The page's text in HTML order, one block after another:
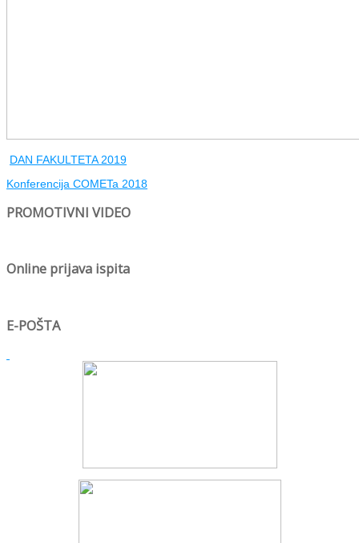
DAN FAKULTETA 2019
Konferencija COMETa 2018
PROMOTIVNI VIDEO
Online prijava ispita
E-POŠTA